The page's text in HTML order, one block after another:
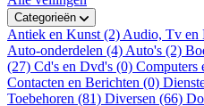
Categorieën
Antiek en Kunst (2) Audio, Tv en
Auto-onderdelen (4) Auto's (2)
(27) Cd's en Dvd's (0) Computers
Contacten en Berichten (0)
Toebehoren (81) Diversen (66)